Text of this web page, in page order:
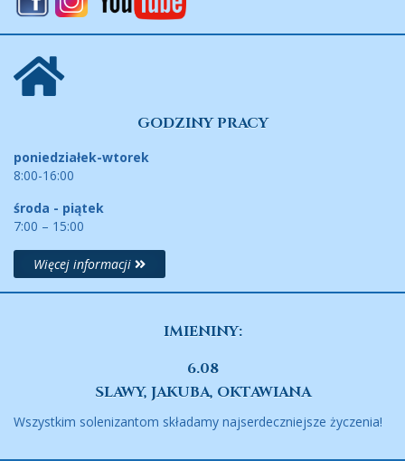
GODZINY PRACY
poniedziałek-wtorek
8:00-16:00
środa - piątek
7:00 – 15:00
Więcej informacji
IMIENINY:
6.08
SLAWY, JAKUBA, OKTAWIANA
Wszystkim solenizantom składamy najserdeczniejsze życzenia!